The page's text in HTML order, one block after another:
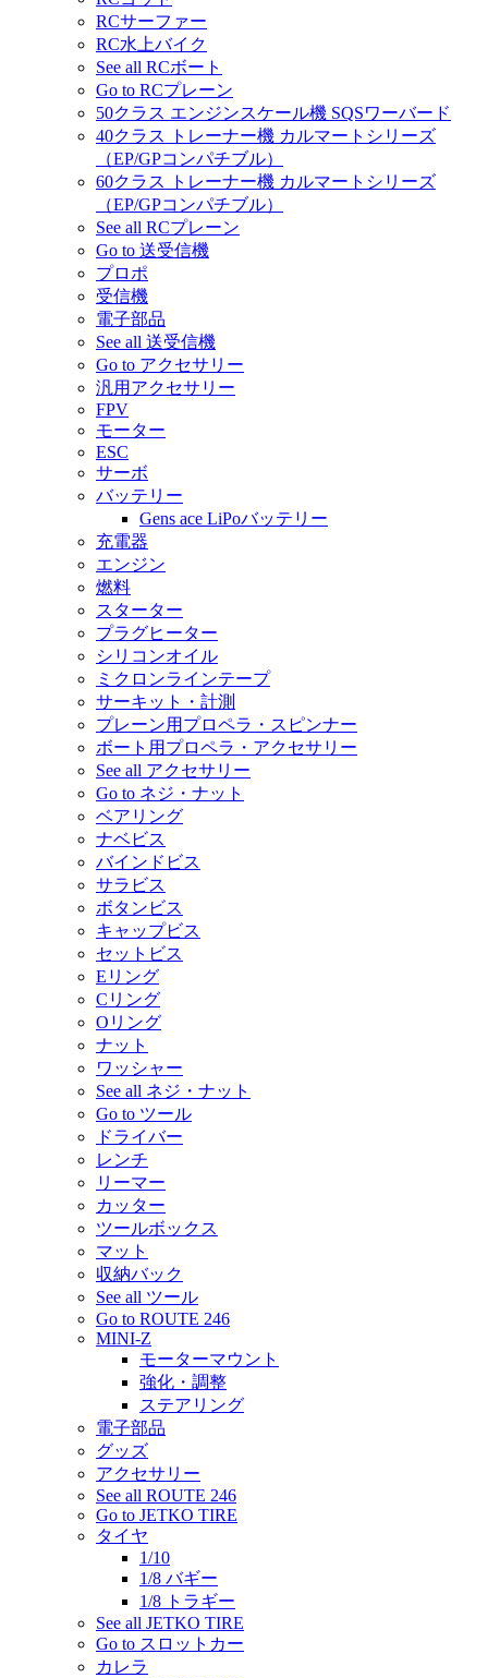
RCサーファー
RC水上バイク
See all RCボート
Go to RCプレーン
50クラス エンジンスケール機 SQSワーバード
40クラス トレーナー機 カルマートシリーズ
（EP/GPコンパチブル）
60クラス トレーナー機 カルマートシリーズ
（EP/GPコンパチブル）
See all RCプレーン
Go to 送受信機
プロポ
受信機
電子部品
See all 送受信機
Go to アクセサリー
汎用アクセサリー
FPV
モーター
ESC
サーボ
バッテリー
Gens ace LiPoバッテリー
充電器
エンジン
燃料
スターター
プラグヒーター
シリコンオイル
ミクロンラインテープ
サーキット・計測
プレーン用プロペラ・スピンナー
ボート用プロペラ・アクセサリー
See all アクセサリー
Go to ネジ・ナット
ベアリング
ナベビス
バインドビス
サラビス
ボタンビス
キャップビス
セットビス
Eリング
Cリング
Oリング
ナット
ワッシャー
See all ネジ・ナット
Go to ツール
ドライバー
レンチ
リーマー
カッター
ツールボックス
マット
収納バック
See all ツール
Go to ROUTE 246
MINI-Z
モーターマウント
強化・調整
ステアリング
電子部品
グッズ
アクセサリー
See all ROUTE 246
Go to JETKO TIRE
タイヤ
1/10
1/8 バギー
1/8 トラギー
See all JETKO TIRE
Go to スロットカー
カレラ